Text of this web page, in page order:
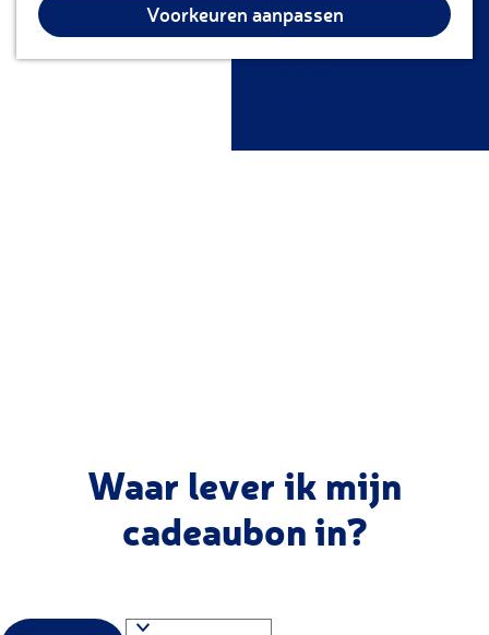
Voorkeuren aanpassen
Fietsen
Waar lever ik mijn
cadeaubon in?